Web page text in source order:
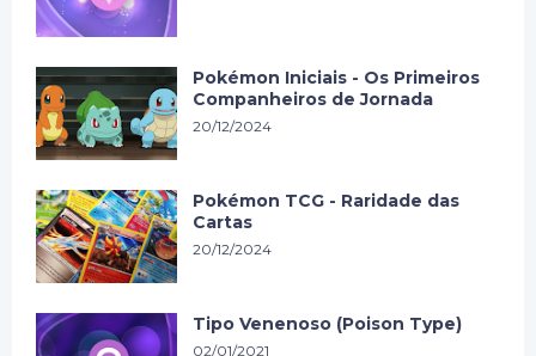
Pokémon Iniciais - Os Primeiros
Companheiros de Jornada
20/12/2024
Pokémon TCG - Raridade das
Cartas
20/12/2024
Tipo Venenoso (Poison Type)
02/01/2021